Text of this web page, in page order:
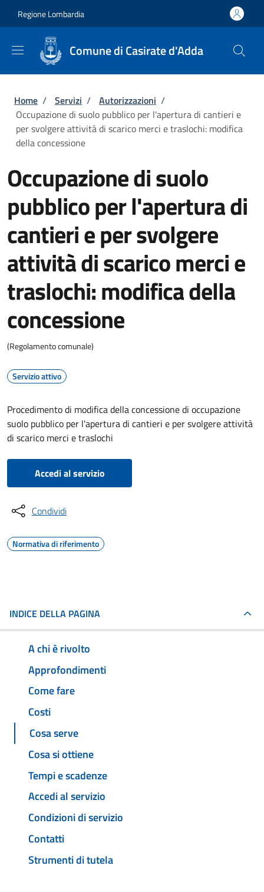
Regione Lombardia
Comune di Casirate d'Adda
Briciole di pane
Home / Servizi / Autorizzazioni /
Occupazione di suolo pubblico per l'apertura di cantieri e
per svolgere attività di scarico merci e traslochi: modifica
della concessione
Occupazione di suolo
pubblico per l'apertura di
cantieri e per svolgere
attività di scarico merci e
traslochi: modifica della
concessione
(Regolamento comunale)
Servizio attivo
Procedimento di modifica della concessione di occupazione
suolo pubblico per l'apertura di cantieri e per svolgere attività
di scarico merci e traslochi
Accedi al servizio
Condividi
Normativa di riferimento
INDICE DELLA PAGINA
A chi è rivolto
Approfondimenti
Come fare
Costi
Cosa serve
Cosa si ottiene
Tempi e scadenze
Accedi al servizio
Condizioni di servizio
Contatti
Strumenti di tutela